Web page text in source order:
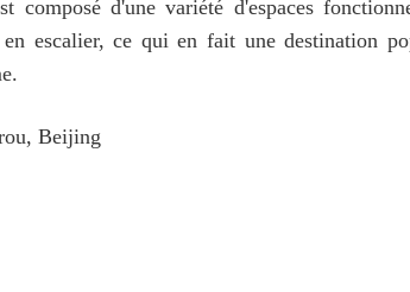
d'une variété d'espaces
escalier, ce qui en fait une destination
Beijing